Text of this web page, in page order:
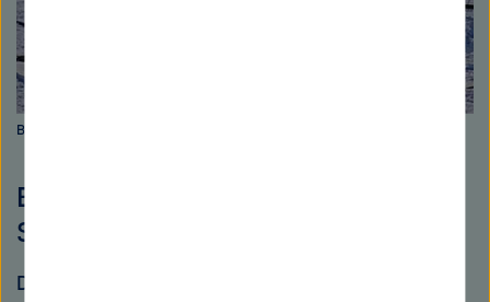
Bild: AWI
Bohrexpeditionen am Filchner-
Schelfeis
Das AWI sammelt einzigartige Daten aus dem